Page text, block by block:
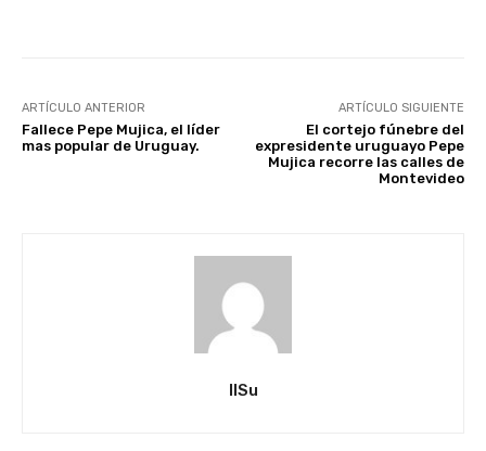
ARTÍCULO ANTERIOR
Fallece Pepe Mujica, el líder
mas popular de Uruguay.
ARTÍCULO SIGUIENTE
El cortejo fúnebre del
expresidente uruguayo Pepe
Mujica recorre las calles de
Montevideo
IlSu